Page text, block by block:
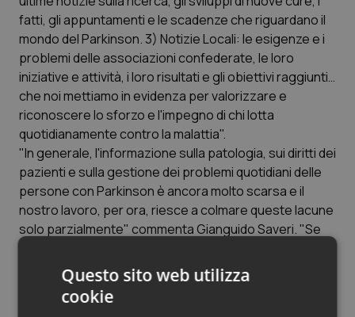
Veneto
Oncoematologia
Oncologia & Nutrizione
Psoriasi & pelle
Quotidiano Cardiologia
Quotidiano Chirurgia
Quotidiano Oncologia
Rene & patologie urogenitali
fatti, gli appuntamenti e le scadenze che riguardano il
mondo del Parkinson. 3) Notizie Locali: le esigenze e i
problemi delle associazioni confederate, le loro
iniziative e attività, i loro risultati e gli obiettivi raggiunti…
che noi mettiamo in evidenza per valorizzare e
riconoscere lo sforzo e l'impegno di chi lotta
quotidianamente contro la malattia".
"In generale, l'informazione sulla patologia, sui diritti dei
pazienti e sulla gestione dei problemi quotidiani delle
persone con Parkinson è ancora molto scarsa e il
nostro lavoro, per ora, riesce a colmare queste lacune
solo parzialmente" commenta Gianguido Saveri. "Se
prodotti di largo consumo, che ci permettesse di
retribuire alcuni collaboratori fissi, potremmo
trasformare il sito in una vera testata giornalistica, fare
Questo sito web utilizza
cookie